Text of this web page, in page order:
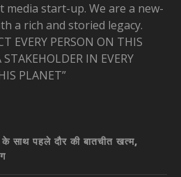
media start-up. We are a new-
a rich and storied legacy.
EVERY PERSON ON THIS
IN EVERY
PLANET”
साथ पहले दौर की बातचीत खत्म,